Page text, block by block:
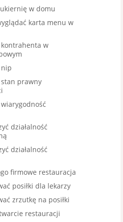
w domu
karta menu w
w
prawny
działalność
działalność
firmowe restauracja
posiłki dla lekarzy
zrzutkę na posiłki
restauracji